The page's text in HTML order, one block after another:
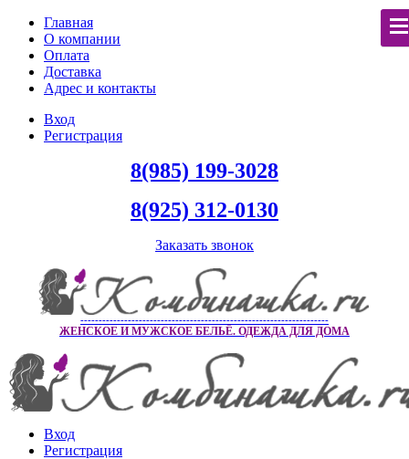
Главная
О компании
Оплата
Доставка
Адрес и контакты
Вход
Регистрация
8(985) 199-3028
8(925) 312-0130
Заказать звонок
--------------------------------------------------------------------
ЖЕНСКОЕ И МУЖСКОЕ БЕЛЬЁ. ОДЕЖДА ДЛЯ ДОМА
Вход
Регистрация